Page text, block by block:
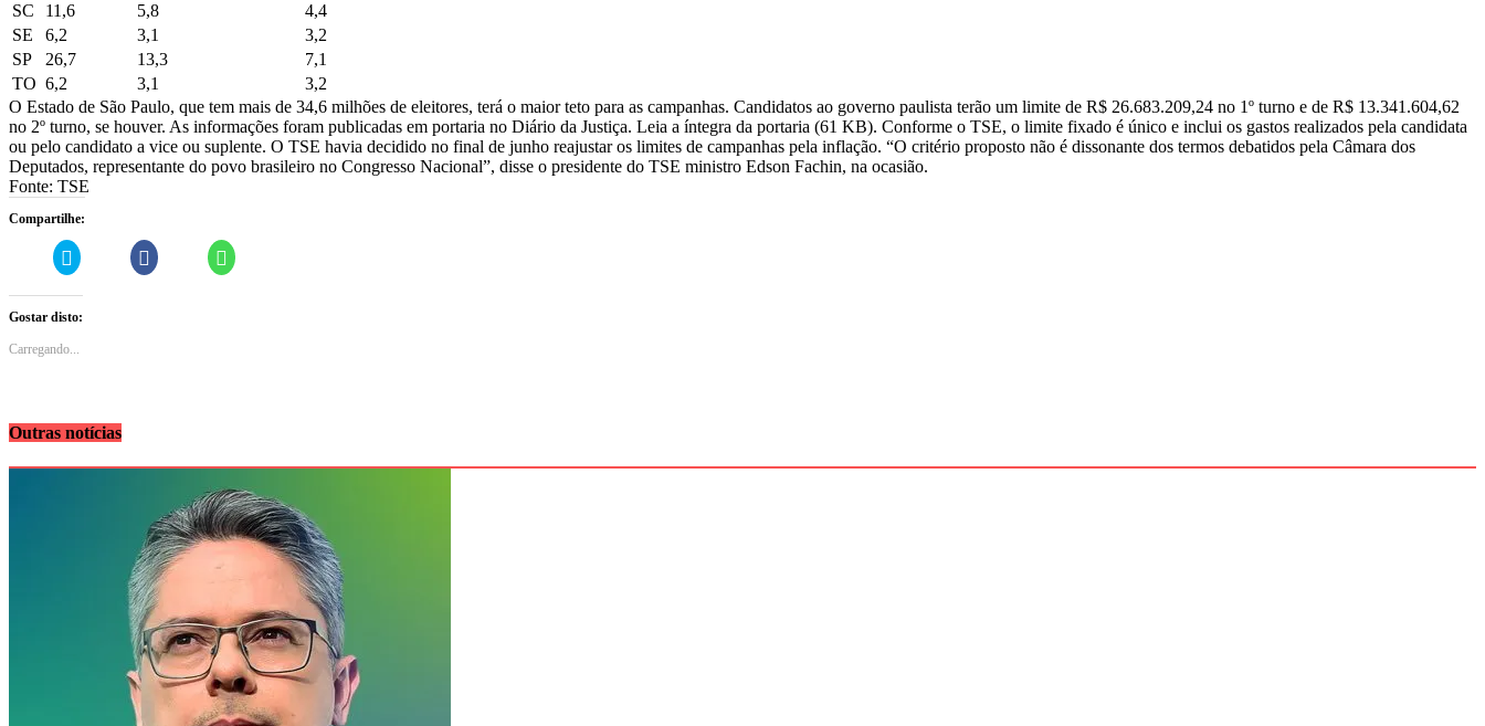
SC
11,6 5,8
4,4
SE
6,2 3,1
3,2
SP
26,7 13,3
7,1
TO 6,2 3,1
3,2
O Estado de São Paulo, que tem mais de 34,6 milhões de eleitores, terá o maior teto para as campanhas. Candidatos ao governo paulista terão um limite de R$ 26.683.209,24 no 1º turno e de R$ 13.341.604,62
no 2º turno, se houver. As informações foram publicadas em portaria no Diário da Justiça. Leia a íntegra da portaria (61 KB). Conforme o TSE, o limite fixado é único e inclui os gastos realizados pela candidata
ou pelo candidato a vice ou suplente. O TSE havia decidido no final de junho reajustar os limites de campanhas pela inflação. “O critério proposto não é dissonante dos termos debatidos pela Câmara dos
Deputados, representante do povo brasileiro no Congresso Nacional”, disse o presidente do TSE ministro Edson Fachin, na ocasião.
Fonte: TSE
Compartilhe:
Carregue
aqui
partilhar
Twitter
new
Clique
para
Click
to
Gostar disto:
Carregando...
Outras notícias